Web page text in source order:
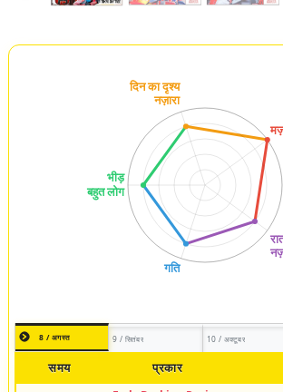
8 / अगस्त 9 / सितंबर 10 / अक्टूबर
समय प्रकार